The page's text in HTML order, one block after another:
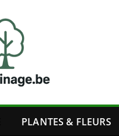
PLANTES & FLEURS